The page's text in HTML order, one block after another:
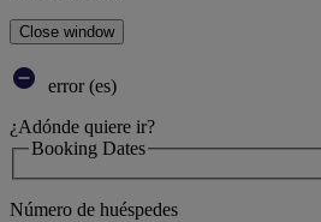
Close window
error (es)
¿Adónde quiere ir?
Booking Dates
Número de huéspedes